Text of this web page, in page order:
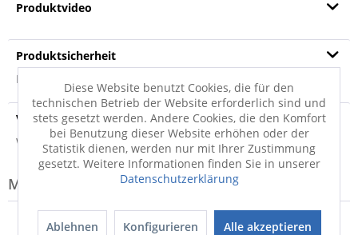
Produktvideo
Produktsicherheit
Produktsicherheit
Versandinfo
Weitere Informationen zum Versand...
Modell-Familie: VINTAGE
Diese Website benutzt Cookies, die für den
technischen Betrieb der Website erforderlich sind und
stets gesetzt werden. Andere Cookies, die den Komfort
bei Benutzung dieser Website erhöhen oder der
Statistik dienen, werden nur mit Ihrer Zustimmung
gesetzt. Weitere Informationen finden Sie in unserer
Datenschutzerklärung
Ablehnen Konfigurieren Alle akzeptieren